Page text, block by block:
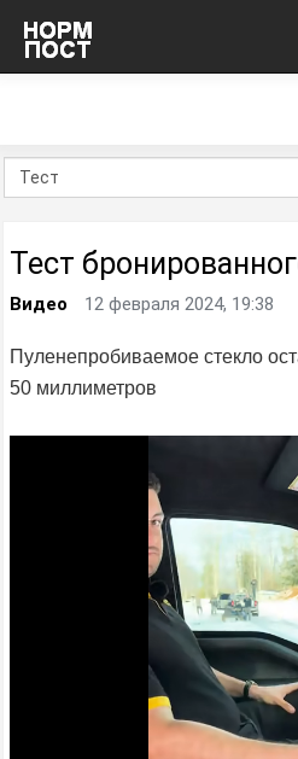
Тест
Видео 12 февраля 2024, 19:38
Пуленепробиваемое стекло
50 миллиметров